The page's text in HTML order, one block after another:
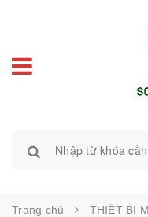
Trang chủ THIẾT BỊ